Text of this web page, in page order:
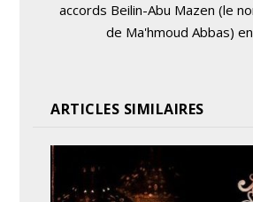
accords Beilin-Abu Mazen (le
de Ma'hmoud Abbas)
ARTICLES SIMILAIRES